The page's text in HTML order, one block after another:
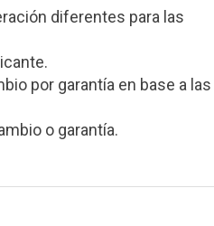
diferentes para las
por garantía en base a las
o garantía.